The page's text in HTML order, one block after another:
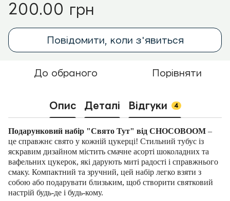
200.00 грн
Повідомити, коли з'явиться
До обраного Порівняти
Опис Деталі Відгуки 4
Подарунковий набір "Свято Тут" від CHOCOBOOM –
це справжнє свято у кожній цукерці! Стильний тубус із
яскравим дизайном містить смачне асорті шоколадних та
вафельних цукерок, які дарують миті радості і справжнього
смаку. Компактний та зручний, цей набір легко взяти з
собою або подарувати близьким, щоб створити святковий
настрій будь-де і будь-кому.